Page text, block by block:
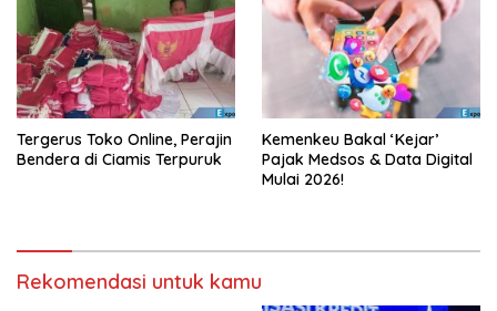
Tergerus Toko Online, Perajin
Bendera di Ciamis Terpuruk
Kemenkeu Bakal ‘Kejar’
Pajak Medsos & Data Digital
Mulai 2026!
Rekomendasi untuk kamu